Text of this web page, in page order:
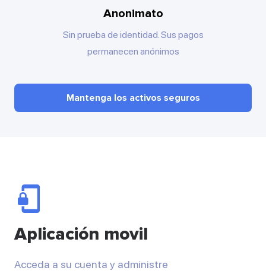
Anonimato
Sin prueba de identidad. Sus pagos
permanecen anónimos
Mantenga los activos seguros
Aplicación movil
Acceda a su cuenta y administre